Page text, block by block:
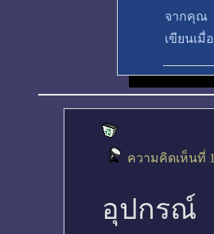
จากคุณ
เขียนเมื่อ
ความคิดเห็นที่ 1
อุปกรณ์